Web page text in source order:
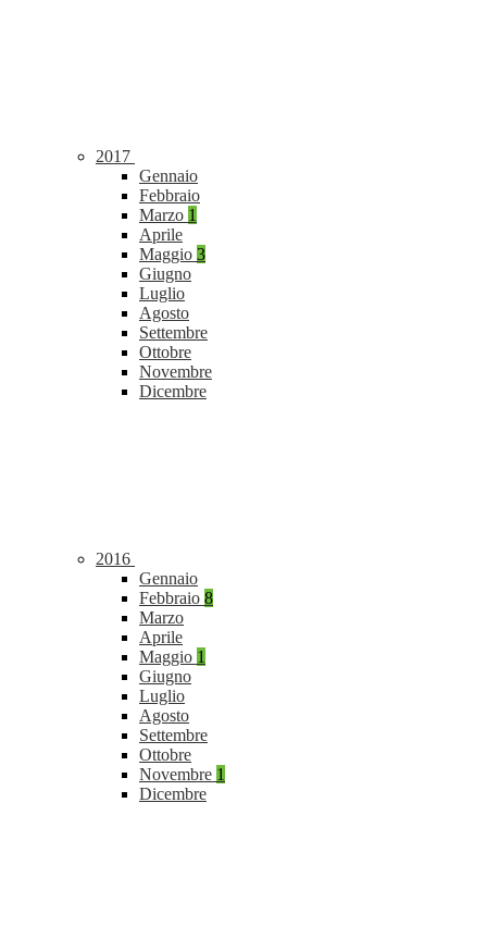
2017
Gennaio
Febbraio
Marzo 1
Aprile
Maggio 3
Giugno
Luglio
Agosto
Settembre
Ottobre
Novembre
Dicembre
2016
Gennaio
Febbraio 8
Marzo
Aprile
Maggio 1
Giugno
Luglio
Agosto
Settembre
Ottobre
Novembre 1
Dicembre